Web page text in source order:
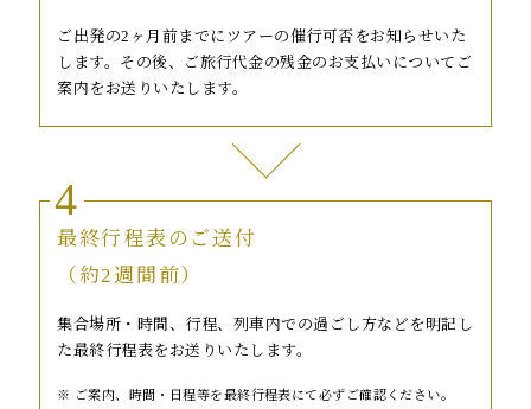
ご出発の2ヶ月前までにツアーの催行可否をお知らせいた
します。その後、ご旅行代金の残金のお支払いについてご
案内をお送りいたします。
4
最終行程表のご送付
（約2週間前）
集合場所・時間、行程、列車内での過ごし方などを明記し
た最終行程表をお送りいたします。
ご案内、時間・日程等を最終行程表にて必ずご確認ください。